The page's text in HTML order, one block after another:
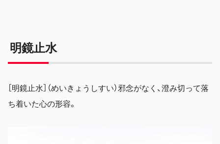
明鏡止水
［明鏡止水］（めいきょうしすい）邪念がなく、澄み切って落
ち着いた心の形容。